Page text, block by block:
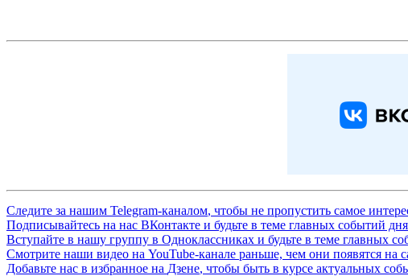
Следите за нашим Telegram-каналом, чтобы не пропустить самое
Подписывайтесь на нас ВКонтакте и будьте в теме главных событий дня
Вступайте в нашу группу в Одноклассниках и будьте в теме главных
Смотрите наши видео на YouTube-канале раньше, чем они появятся на
Добавьте нас в избранное на Дзене, чтобы быть в курсе актуальных